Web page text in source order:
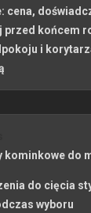
cena,
przed końcem
i
kominkowe do
do cięcia
wyboru